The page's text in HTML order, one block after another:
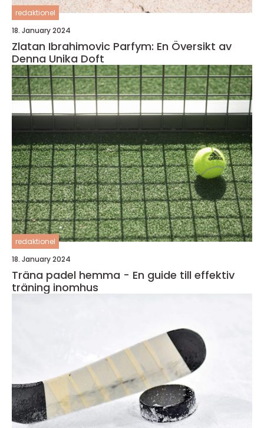
redaktionel
18. January 2024
Zlatan Ibrahimovic Parfym: En Översikt av
Denna Unika Doft
redaktionel
18. January 2024
Träna padel hemma - En guide till effektiv
träning inomhus